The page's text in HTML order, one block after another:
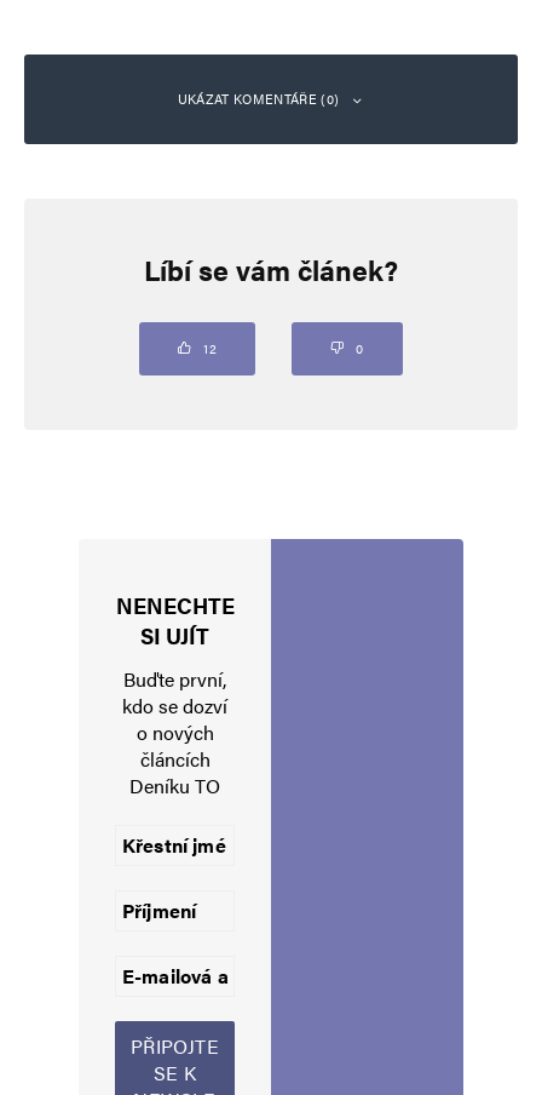
UKÁZAT KOMENTÁŘE (0)
Vaše e-mailová adresa nebude zveřejněna. Vyžadované informace jsou
Uložit do prohlížeče jméno, e-mail a webovou stránku pro budoucí
Informujte mě o nových komentářích e-mailem.
Alternative:
Líbí se vám článek?
12 0
NENECHTE
SI UJÍT
Buďte první,
kdo se dozví
o nových
článcích
Deníku TO